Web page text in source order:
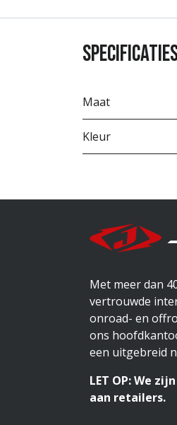
Maat
Kleur
Met meer dan
vertrouwde
onroad- en
ons
een uitgebreid
LET OP: We
aan retailers.